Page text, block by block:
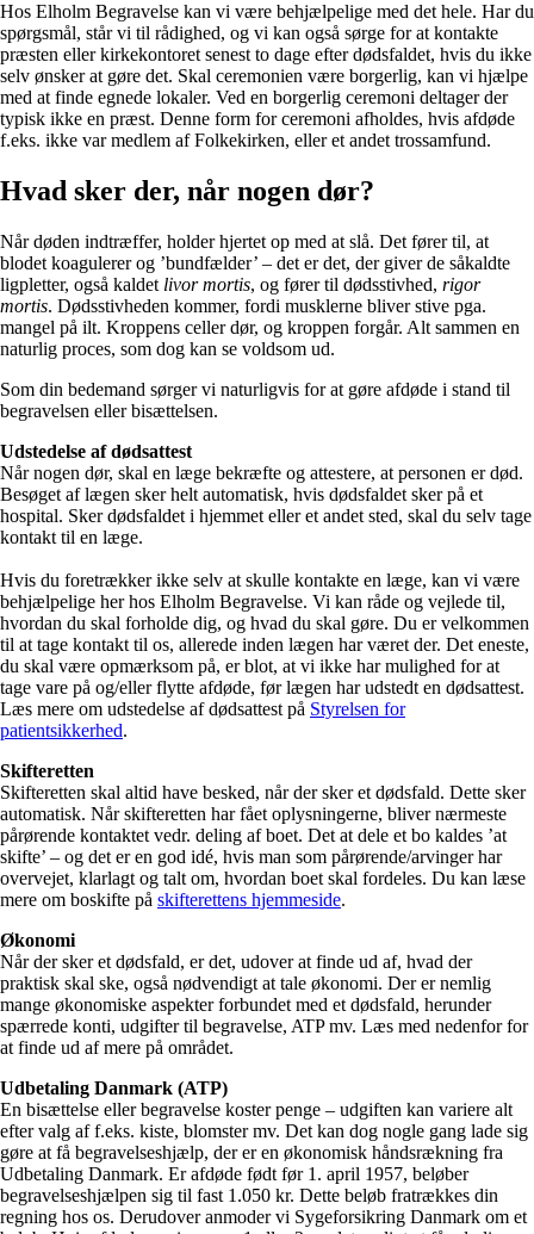
Hos Elholm Begravelse kan vi være behjælpelige med det hele. Har du
spørgsmål, står vi til rådighed, og vi kan også sørge for at kontakte
præsten eller kirkekontoret senest to dage efter dødsfaldet, hvis du ikke
selv ønsker at gøre det. Skal ceremonien være borgerlig, kan vi hjælpe
med at finde egnede lokaler. Ved en borgerlig ceremoni deltager der
typisk ikke en præst. Denne form for ceremoni afholdes, hvis afdøde
f.eks. ikke var medlem af Folkekirken, eller et andet trossamfund.
Hvad sker der, når nogen dør?
Når døden indtræffer, holder hjertet op med at slå. Det fører til, at
blodet koagulerer og ’bundfælder’ – det er det, der giver de såkaldte
ligpletter, også kaldet livor mortis, og fører til dødsstivhed, rigor
mortis. Dødsstivheden kommer, fordi musklerne bliver stive pga.
mangel på ilt. Kroppens celler dør, og kroppen forgår. Alt sammen en
naturlig proces, som dog kan se voldsom ud.
Som din bedemand sørger vi naturligvis for at gøre afdøde i stand til
begravelsen eller bisættelsen.
Udstedelse af dødsattest
Når nogen dør, skal en læge bekræfte og attestere, at personen er død.
Besøget af lægen sker helt automatisk, hvis dødsfaldet sker på et
hospital. Sker dødsfaldet i hjemmet eller et andet sted, skal du selv tage
kontakt til en læge.
Hvis du foretrækker ikke selv at skulle kontakte en læge, kan vi være
behjælpelige her hos Elholm Begravelse. Vi kan råde og vejlede til,
hvordan du skal forholde dig, og hvad du skal gøre. Du er velkommen
til at tage kontakt til os, allerede inden lægen har været der. Det eneste,
du skal være opmærksom på, er blot, at vi ikke har mulighed for at
tage vare på og/eller flytte afdøde, før lægen har udstedt en dødsattest.
Læs mere om udstedelse af dødsattest på Styrelsen for
patientsikkerhed.
Skifteretten
Skifteretten skal altid have besked, når der sker et dødsfald. Dette sker
automatisk. Når skifteretten har fået oplysningerne, bliver nærmeste
pårørende kontaktet vedr. deling af boet. Det at dele et bo kaldes ’at
skifte’ – og det er en god idé, hvis man som pårørende/arvinger har
overvejet, klarlagt og talt om, hvordan boet skal fordeles. Du kan læse
mere om boskifte på skifterettens hjemmeside.
Økonomi
Når der sker et dødsfald, er det, udover at finde ud af, hvad der
praktisk skal ske, også nødvendigt at tale økonomi. Der er nemlig
mange økonomiske aspekter forbundet med et dødsfald, herunder
spærrede konti, udgifter til begravelse, ATP mv. Læs med nedenfor for
at finde ud af mere på området.
Udbetaling Danmark (ATP)
En bisættelse eller begravelse koster penge – udgiften kan variere alt
efter valg af f.eks. kiste, blomster mv. Det kan dog nogle gang lade sig
gøre at få begravelseshjælp, der er en økonomisk håndsrækning fra
Udbetaling Danmark. Er afdøde født før 1. april 1957, beløber
begravelseshjælpen sig til fast 1.050 kr. Dette beløb fratrækkes din
regning hos os. Derudover anmoder vi Sygeforsikring Danmark om et